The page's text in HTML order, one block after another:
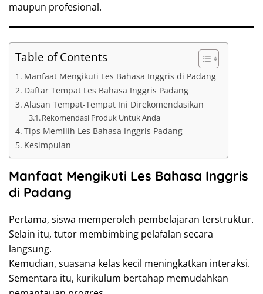
maupun profesional.
Table of Contents
Manfaat Mengikuti Les Bahasa Inggris di Padang
Daftar Tempat Les Bahasa Inggris Padang
Alasan Tempat-Tempat Ini Direkomendasikan
Rekomendasi Produk Untuk Anda
Tips Memilih Les Bahasa Inggris Padang
Kesimpulan
Manfaat Mengikuti Les Bahasa Inggris
di Padang
Pertama, siswa memperoleh pembelajaran terstruktur.
Selain itu, tutor membimbing pelafalan secara
langsung.
Kemudian, suasana kelas kecil meningkatkan interaksi.
Sementara itu, kurikulum bertahap memudahkan